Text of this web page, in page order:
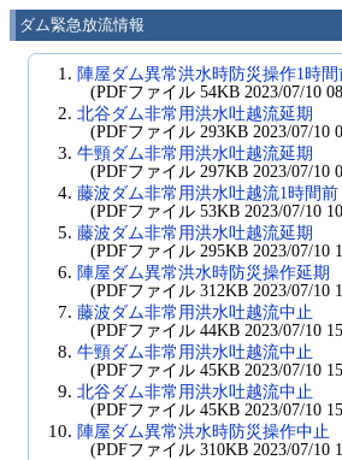
ダム緊急放流情報
1. 陣屋ダム異常洪水時防災操作1時間
(PDFファイル 54KB 2023/07/10
2. 北谷ダム非常用洪水吐越流延期
(PDFファイル 293KB 2023/07/10
3. 牛頸ダム非常用洪水吐越流延期
(PDFファイル 297KB 2023/07/10
4. 藤波ダム非常用洪水吐越流1時間前
(PDFファイル 53KB 2023/07/10
5. 藤波ダム非常用洪水吐越流延期
(PDFファイル 295KB 2023/07/10
6. 陣屋ダム異常洪水時防災操作延期
(PDFファイル 312KB 2023/07/10
7. 藤波ダム非常用洪水吐越流中止
(PDFファイル 44KB 2023/07/10
8. 牛頸ダム非常用洪水吐越流中止
(PDFファイル 45KB 2023/07/10
9. 北谷ダム非常用洪水吐越流中止
(PDFファイル 45KB 2023/07/10
10. 陣屋ダム異常洪水時防災操作中止
(PDFファイル 310KB 2023/07/10